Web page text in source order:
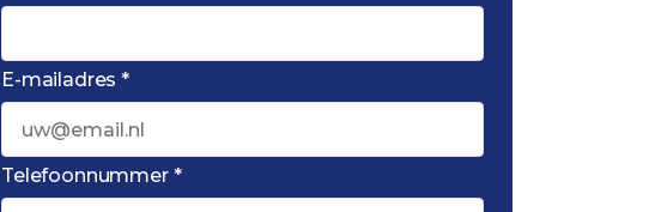
E-mailadres *
Telefoonnummer *